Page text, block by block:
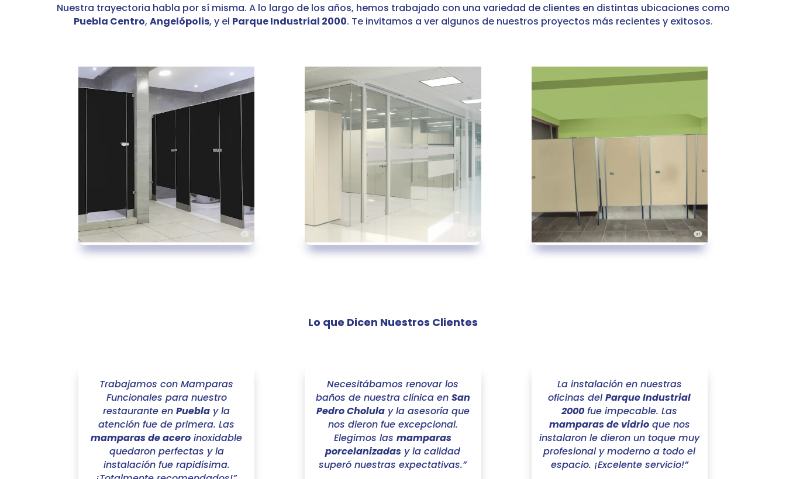
Nuestra trayectoria habla por sí misma. A lo largo de los años, hemos trabajado con una variedad de clientes en distintas ubicaciones como
Puebla Centro, Angelópolis, y el Parque Industrial 2000. Te invitamos a ver algunos de nuestros proyectos más recientes y exitosos.
Lo que Dicen Nuestros Clientes
Trabajamos con Mamparas
Funcionales para nuestro
restaurante enPuebla y la
atención fue de primera. Las
mamparas de acero inoxidable
quedaron perfectas y la
instalación fue rapidísima.
Necesitábamos renovar los
baños de nuestra clínica en San
Pedro Cholulay la asesoría que
nos dieron fue excepcional.
Elegimos lasmamparas
porcelanizadas y la calidad
superó nuestras expectativas.”
La instalación en nuestras
oficinas delParque Industrial
2000 fue impecable. Las
mamparas de vidrioque nos
instalaron le dieron un toque muy
profesional y moderno a todo el
espacio. ¡Excelente servicio!”